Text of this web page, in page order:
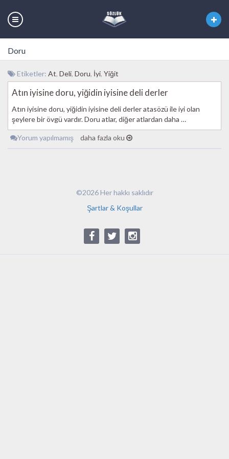
Doru
Etiketler: At, Deli, Doru, İyi, Yiğit
Atın iyisine doru, yiğidin iyisine deli derler
Atın iyisine doru, yiğidin iyisine deli derler atasözü ile iyi olan
şeylere bir övgü vardır. Doru atlar, diğer atlardan daha …
Yorum yapılmamış daha fazla oku
©2026 Her hakkı saklıdır
Şartlar & Koşullar